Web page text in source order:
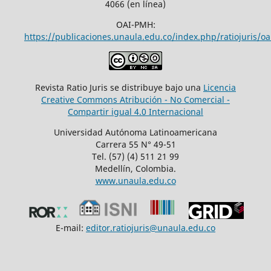
4066 (en línea)
OAI-PMH:
https://publicaciones.unaula.edu.co/index.php/ratiojuris/
Revista Ratio Juris se distribuye bajo una Licencia
Creative Commons Atribución - No Comercial -
Compartir igual 4.0 Internacional
Universidad Autónoma Latinoamericana
Carrera 55 N° 49-51
Tel. (57) (4) 511 21 99
Medellín, Colombia.
www.unaula.edu.co
E-mail: editor.ratiojuris@unaula.edu.co